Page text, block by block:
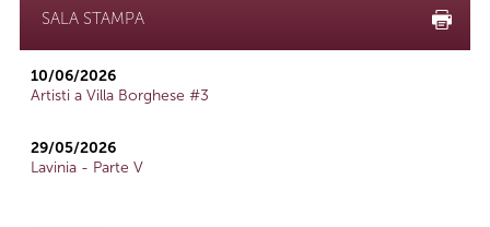
SALA STAMPA
10/06/2026
Artisti a Villa Borghese #3
29/05/2026
Lavinia - Parte V